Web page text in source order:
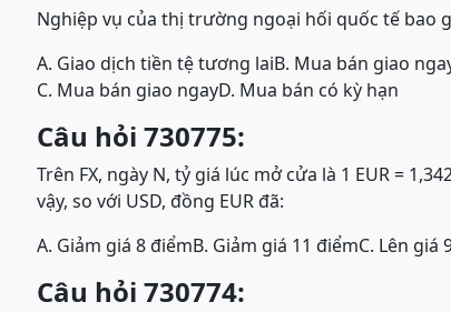
Nghiệp vụ của thị trường ngoại hối quốc tế bao
A. Giao dịch tiền tệ tương laiB. Mua bán giao
C. Mua bán giao ngayD. Mua bán có kỳ hạn
Câu hỏi 730775:
Trên FX, ngày N, tỷ giá lúc mở cửa là 1 EUR =
vậy, so với USD, đồng EUR đã:
A. Giảm giá 8 điểmB. Giảm giá 11 điểmC. Lên giá
Câu hỏi 730774: